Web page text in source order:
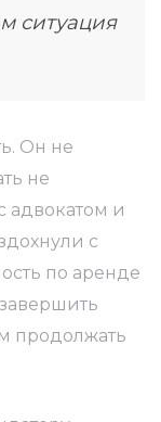
ситуация
Он не
не
адвокатом и
с
по аренде
продолжать